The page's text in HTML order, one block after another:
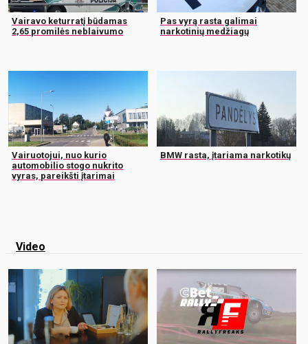
Vairavo keturratį būdamas
2,65 promilės neblaivumo
Pas vyrą rasta galimai
narkotinių medžiagų
Vairuotojui, nuo kurio
automobilio stogo nukrito
vyras, pareikšti įtarimai
BMW rasta, įtariama narkotikų
Video